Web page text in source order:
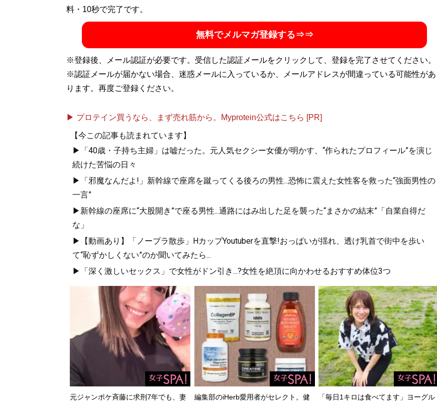
料・10秒で完了です。
無料でメルマガ登録する⇒⇒
※登録後、メール認証が必要です。受信した認証メールをクリックして、登録を完了させてください。
※認証メールが届かない場合、迷惑メールに入っているか、メールアドレスが間違っている可能性があ
ります。再度ご登録ください。
▶ プロテイン買うなら、まず売れ筋から。Myprotein公式はこちら [PR]
【今この記事も読まれています】
▶「40歳・子持ち主婦」は嘘だった。元人気セクシー女優が明かす、“作られたプロフィール”を演じ
続けた苦悩の日々
▶「邪魔なんだよ!」新幹線で座席を蹴ってくる後ろの男性...恐怖に震えた女性客を救った“強面男性の
一言”
▶新幹線の座席に“大股開き”で座る男性...通路にはみ出した足を襲った“まさかの結末”「自業自得だ
な」
▶【動画あり】「ノーブラ散歩」HカップYoutuberを直撃!おっぱいが揺れ、透け乳首で街中を歩い
て“恥ずかしくない”のか聞いてみたら...
▶「深く激しいセックス」で女性がドン引き...?女性を絶頂に向かわせるおすすめ体位3つ
元ジャンポケ斉藤に求刑7年でも、妻 編集部のiHerb愛用者がセレクト。健 「毎日1キロは食べてます」ヨーグル